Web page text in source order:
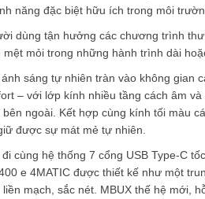
năng đặc biệt hữu ích trong môi
dùng tận hưởng các chương trình
mỏi trong những hành trình dài
sáng tự nhiên tràn vào không gian
– với lớp kính nhiều tầng cách âm
ngoài. Kết hợp cùng kính tối màu
được sự mát mẻ tự nhiên.
cùng hệ thống 7 cổng USB Type-C
e 4MATIC được thiết kế như một
mạch, sắc nét. MBUX thế hệ mới,